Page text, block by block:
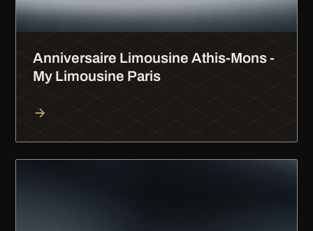
Anniversaire Limousine Athis-Mons -
My Limousine Paris